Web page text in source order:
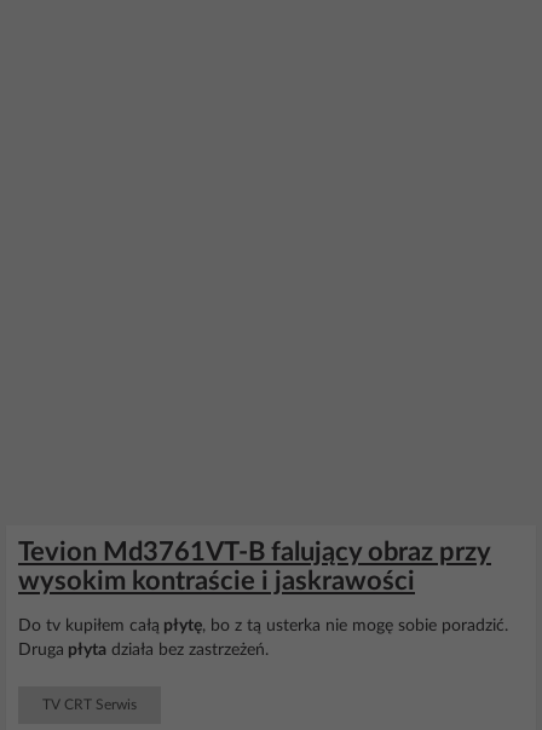
Tevion Md3761VT-B falujący obraz przy
wysokim kontraście i jaskrawości
Do tv kupiłem całą płytę, bo z tą usterka nie mogę sobie poradzić.
Druga płyta działa bez zastrzeżeń.
TV CRT Serwis